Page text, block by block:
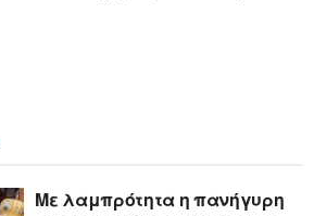
Με λαμπρότητα η πανήγυρη